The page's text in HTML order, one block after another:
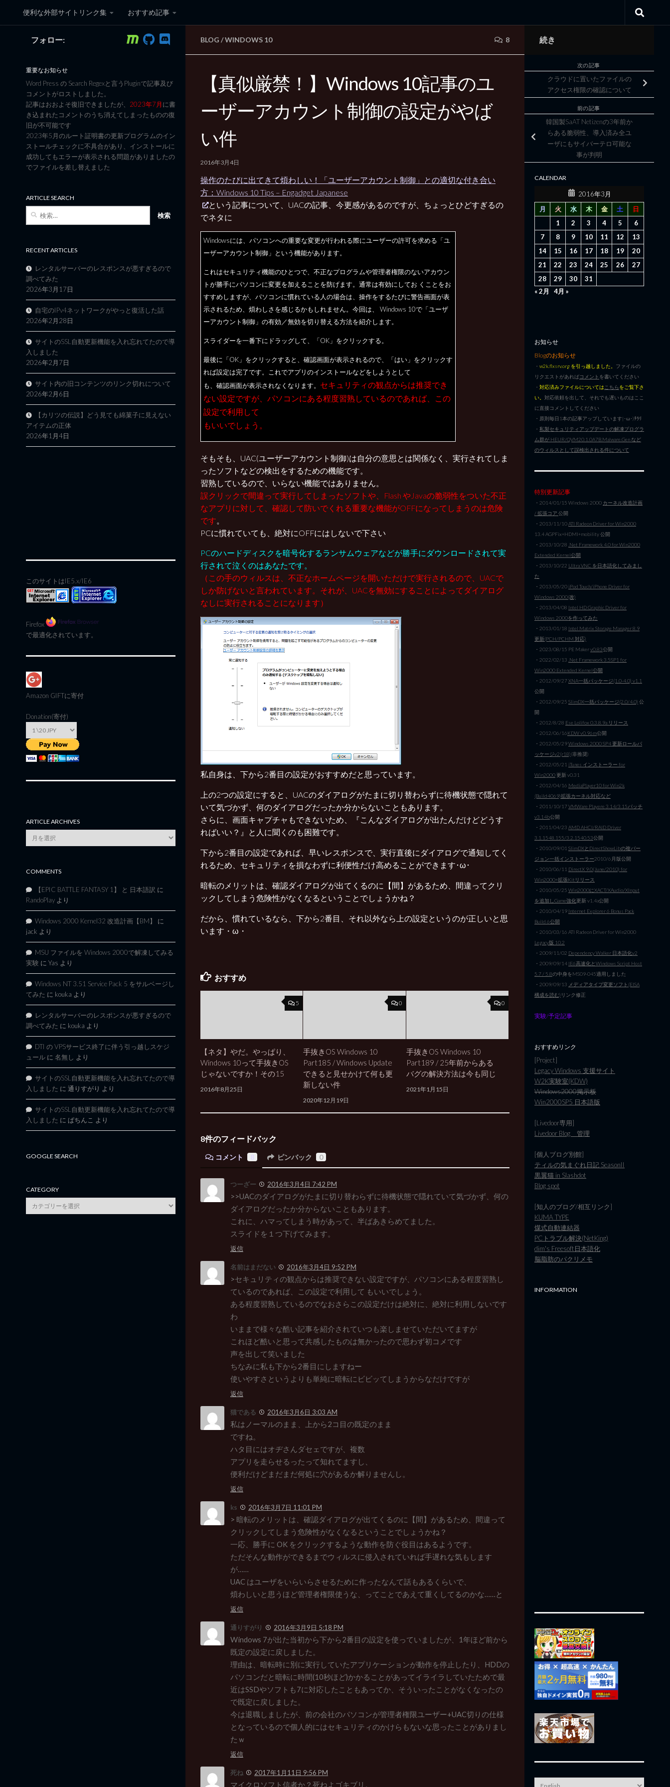
コンテンツへスキップ
便利な外部サイトリンク集 おすすめ記事
黒翼猫のコンピュータ日記 3rd Edition
BLOG /WINDOWS 10 8
【真似厳禁！】Windows 10記事のユ
ーザーアカウント制御の設定がやば
い件
2016年3月4日
操作のたびに出てきて煩わしい！「ユーザーアカウント制御」との適切な付き合い
方：Windows 10 Tips – Engadget Japanese
という記事について、UACの記事、今更感があるのですが、ちょっとひどすぎるの
でネタに
Windowsには、パソコンへの重要な変更が行われる際にユーザーの許可を求める「ユ
ーザーアカウント制御」という機能があります。
これは​セキュリティ機能のひとつで、不正なプログラムや管理者権限のないアカウン
トが勝手にパソコンに変更を加えることを防げます。通常は有効にしてお くことをお
すすめしますが、パソコンに慣れている人の場合は、操作をするたびに警告画面が表
示されるため、煩わしさを感じるかもしれません。今回は、 Windows 10で「ユーザ
ーアカウント制御」の有効／無効を切り替える方法を紹介します。
スライダーを一番下にドラッグして、「OK」をクリックする。
最後に「OK」をクリックすると、確認画面が表示されるので、「はい」をクリックす
れば設定は完了です。これでアプリのインストールなどをしようとして
も、確認画面が表示されなくなります。 セキュリティの観点からは推奨でき
ない設定ですが、パソコンにある程度習熟しているのであれば、この
設定で利用して
もいいでしょう。
そもそも、UAC(ユーザーアカウント制御)は自分の意思とは関係なく、実行されてしま
ったソフトなどの検出をするための機能です。
習熟しているので、いらない機能ではありません。
誤クリックで間違って実行してしまったソフトや、Flash やJavaの脆弱性をついた不正
なアプリに対して、確認して防いでくれる重要な機能がOFFになってしまうのは危険
です
PCに慣れていても、絶対にOFFにはしないで下さい
PCのハードディスクを暗号化するランサムウェアなどが勝手にダウンロードされて実
行されて泣くのはあなたです。
（この手のウィルスは、不正なホームページを開いただけで実行されるので、UACで
しか防げないと言われています。それが、UACを無効にすることによってダイアログ
なしに実行されることになります）
私自身は、下から2番目の設定がおすすめだと思っています。
上の2つの設定にすると、UACのダイアログがたまに切り替わらずに待機状態で隠れて
いて気づかず、何のダイアログだったか分からないこともあります。
さらに、画面キャプチャもできないため、『こんなダイアログが出たんだけどどうす
ればいい？』と人に聞くのも困難です。
下から2番目の設定であれば、早いレスポンスで、実行直後にダイアログで通知してく
れるため、セキュリティを損なわずに利便性だけ高めることができます･ω･
暗転のメリットは、確認ダイアログが出てくるのに【間】があるため、間違ってクリ
ックしてしまう危険性がなくなるということでしょうかね？
だから、慣れているなら、下から2番目、それ以外なら上の設定というのが正しいと思
います・ω・
おすすめ
5
【ネタ】やだ。やっぱり、
Windows 10って手抜きOS
じゃないですか！その15
2016年8月25日
0
手抜きOS Windows 10
Part185 / Windows Update
できると見せかけて何も更
新しない件
2020年12月19日
0
手抜きOS Windows 10
Part189 / 25年前からある
バグの解決方法は今も同じ
2021年1月15日
8件のフィードバック
コメント ピンバック 0
つーざー 2016年3月4日 7:42 PM
>>UACのダイアログがたまに切り替わらずに待機状態で隠れていて気づかず、何の
ダイアログだったか分からないこともあります。
これに、ハマってしまう時があって、半ばあきらめてました。
スライドを１つ下げてみます。
返信
名前はまだない 2016年3月4日 9:52 PM
>セキュリティの観点からは推奨できない設定ですが、パソコンにある程度習熟し
ているのであれば、この設定で利用して もいいでしょう。
ある程度習熟しているのでなおさらこの設定だけは絶対に、絶対に利用しないです
わ
いままで様々な酷い記事を紹介されていつも楽しませていただいてますが
これほど酷いと思って共感したものは無かったので思わず初コメです
声を出して笑いました
ちなみに私も下から2番目にしますねー
使いやすさというよりも単純に暗転にビビッてしまうからなだけですが
返信
猫である 2016年3月6日 3:03 AM
私はノーマルのまま、上から2コ目の既定のまま
ですね。
ハタ目にはオヂさんダセェですが、複数
アプリを走らせるったって知れてますし、
便利だけどまだまだ何処に穴があるか解りませんし。
返信
ks 2016年3月7日 11:01 PM
> 暗転のメリットは、確認ダイアログが出てくるのに【間】があるため、間違って
クリックしてしまう危険性がなくなるということでしょうかね？
一応、勝手に OK をクリックするような動作を防ぐ役目はあるようです。
ただそんな動作ができるまでウィルスに侵入されていれば手遅れな気もします
が……
UAC はユーザをいらいらさせるために作ったなんて話もあるくらいで、
煩わしいと思うほど管理者権限使うな、ってことであえて重くしてるのかな……と
返信
通りすがり 2016年3月9日 5:18 PM
Windows 7が出た当初から下から2番目の設定を使っていましたが、1年ほど前から
既定の設定に戻しました。
理由は、暗転時に別に実行していたアプリケーションが動作を停止したり、HDDの
パソコンだと暗転に時間(10秒ほど)かかることがあってイライラしていたためで最
近はSSDやソフトも7に対応したこともあってか、そういったことがなくなったの
で既定に戻しました。
今は退職しましたが、前の会社のパソコンが管理者権限ユーザー+UAC切りの仕様
となっているので個人的にはセキュリティのかけらもないな思ったことがありまし
たｗ
返信
死ね 2017年1月11日 9:56 PM
マイクロソフト信者か？死ねよゴキブリ。
フォロー:
重要なお知らせ
Word Press の Search Regexと言うPluginで記事及び
コメントがロストしました。
記事はおおよそ復旧できましたが、 2023年7月に書
き込まれたコメントのうち消えてしまったものの復
旧が不可能です
2023年5月のルート証明書の更新プログラムのイン
ストールチェックに不具合があり、インストールに
成功してもエラーが表示される問題がありましたの
でファイルを差し替えました
ARTICLE SEARCH
RECENT ARTICLES
レンタルサーバーのレスポンスが悪すぎるので
調べてみた
2026年3月17日
自宅のIPv4ネットワークがやっと復活した話
2026年2月28日
サイトのSSL自動更新機能を入れ忘れてたので導
入しました
2026年2月7日
サイト内の旧コンテンツのリンク切れについて
2026年2月6日
【カリツの伝説】どう見ても綿菓子に見えない
アイテムの正体
2026年1月4日
このサイトはIE5.x/IE6
Firefox
で最適化されています。
Amazon GIFTに寄付
Donation(寄付)
ARTICLE ARCHIVES
Article
Archives
COMMENTS
【EPIC BATTLE FANTASY 1】 と 日本語訳 に
RandoPlay より
Windows 2000 Kernel32 改造計画【BM】
に
jack より
MSU ファイルを Windows 2000で解凍してみる
実験 に Yas より
Windows NT 3.51 Service Pack 5 をサルベージし
てみた に kouka より
レンタルサーバーのレスポンスが悪すぎるので
調べてみた に kouka より
DTI の VPSサービス終了に伴う引っ越しスケジ
ュール に 名無し より
サイトのSSL自動更新機能を入れ忘れてたので導
入しました に 通りすがり より
サイトのSSL自動更新機能を入れ忘れてたので導
入しました に ぱちんこ より
GOOGLE SEARCH
CATEGORY
category
続き
次の記事
クラウドに置いたファイルの
アクセス権限の確認について
前の記事
韓国製SaAT Netizenの3年前か
らある脆弱性、導入済み全ユ
ーザにもサイバーテロ可能な
事が判明
CALENDAR
2016年3月
月
火 水 木 金 土
日
1
2 3 4 5
6
7
8 9 10 11 12
13
14
15 16 17 18 19
20
21
22 23 24 25 26
27
28
29 30
31
« 2月
4月 »
お知らせ
Blogのお知らせ
・ w2k.flxsrv.org を引っ越しました。 ファイルの
リクエストがあればコメント を書いてください
・ 対応済みファイルについては こちらをご覧下さ
い。 対応依頼を出して、それでも遅いものはここ
に直接コメントしてください
・原則毎日1本の記事アップしています|･ω･)ﾁﾗﾘ
・ 私製セキュリティアップデートの解凍プログラ
ム群が HEUR/QVM20.1.0A7B.Malware.Gen など
のウィルスとして誤検出される件について
特別更新記事
・2014/01/15 Windows 2000 カーネル改造計画
/ 拡張コア 公開
・2013/11/10ATI Radeon Driver for Win2000
13.4 AGPFix+HDMI+mobility 公開
・2013/10/28 .Net Framework 4.0 for Win2000
Extended Kernel公開
・2013/10/22 Ultra VNC を日本語化してみまし
た
・2013/05/20 iPod Touch/iPhone Driver for
Windows 2000(改)
・2013/04/08 Intel HD Graphic Driver for
Windows 2000を作ってみた
・2013/01/18 Intel Matrix Storage Manager 8.9
更新(PCH/PCHM 対応)
・2023/08/15 PE Makerv0.83公開
・2022/02/13 .Net Framework 3.5SP1 for
Win2000 Extended Kernel公開
・2012/09/27XNA一括パッケージ(1.0-4.0) v1.1
公開
・2012/09/25 SlimDX一括パッケージ(2.0/4.0) 公
開
・2012/8/28 Ese Lolifox 0.3.8.9a リリース
・2012/06/16KDW v0.96m公開
・2012/05/29Windows 2000 SP4 更新ロールパ
ッケージv2(r18)(非推奨)
・2012/05/21 iTunes インストーラー for
Win2000更新 v0.31
・2012/04/16 MediaPlayer10 for Win2k
(Build4069)拡張カーネル対応など
・2011/10/17VMWare Playere 3.14/3.15パッチ
v3.14b公開
・2011/04/23 AMD AHCI/RAID Driver
3.1.1548.155/3.2.1540.53公開
・2010/09/01 SlimDXとDirectShowLibの複バー
ジョン一括インストーラー2010/6月版公開
・2010/06/11 DirectX 9.0(June/2010) for
Win2000+拡張Kitリリース
・2010/05/25 Win2000にXACT/XAudio/XInput
を追加しGame強化更新 v1.4a公開
・2010/04/19 Internet Explorer 6 Bonus Pack
Build 6公開
・2010/03/16 ATI Radeon Driver for Win2000
Legacy版 10.2
・2009/11/02 Dependency Walker 日本語化v2
・2009/09/14 IE6高速化とWindows Script Host
5.7 / 5.8の中身をMS09-045適用しました
・2009/09/13 メディアタイプ変更ソフト(EISA
構成を読む) リンク修正
実験/予定記事
おすすめリンク
[Project]
Legacy Windows 支援サイト
W2K実験室(KDW)
Windows2000掲示板
Win2000SP5 日本語版
[Livedoor専用]
Livedoor Blog 管理
[個人ブログ別館]
ティルの気まぐれ日記 SeasonII
黒翼猫 in Slashdot
Blog spot
[知人のブログ/相互リンク]
KUMA TYPE
煤式自動連結器
PCトラブル解決(NetKing)
dim's Freesoft日本語化
脳脂肪のパクリメモ
INFORMATION